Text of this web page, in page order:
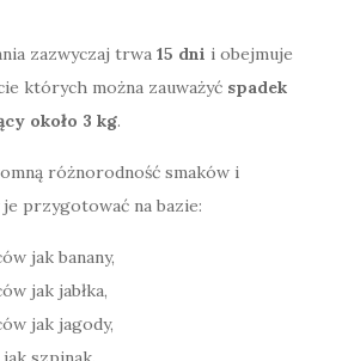
zazwyczaj trwa 15 dni i obejmuje
których można zauważyć spadek
około 3 kg.
różnorodność smaków i
je przygotować na bazie:
jak banany,
jak jabłka,
jak jagody,